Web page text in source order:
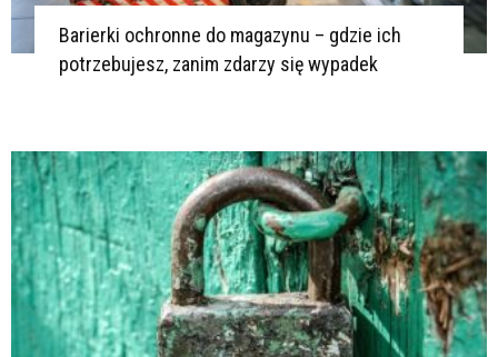
Barierki ochronne do magazynu – gdzie ich
potrzebujesz, zanim zdarzy się wypadek